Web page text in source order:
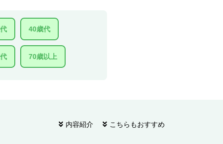
40歳代
70歳以上
内容紹介 こちらもおすすめ